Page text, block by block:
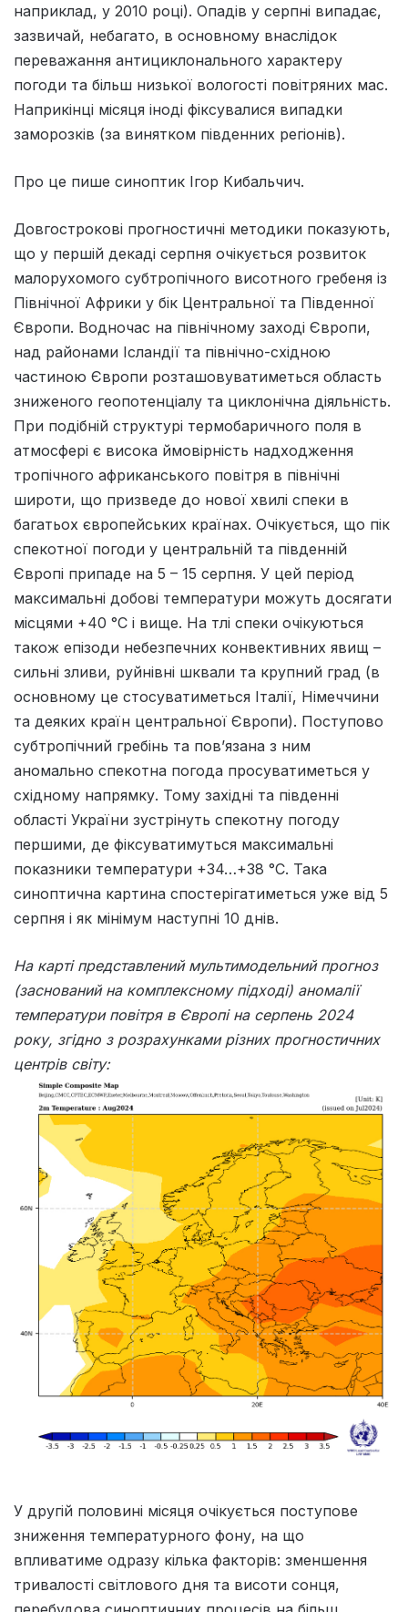
наприклад, у 2010 році). Опадів у серпні випадає,
зазвичай, небагато, в основному внаслідок
переважання антициклонального характеру
погоди та більш низької вологості повітряних мас.
Наприкінці місяця іноді фіксувалися випадки
заморозків (за винятком південних регіонів).
Про це пише синоптик Ігор Кибальчич.
Довгострокові прогностичні методики показують,
що у першій декаді серпня очікується розвиток
малорухомого субтропічного висотного гребеня із
Північної Африки у бік Центральної та Південної
Європи. Водночас на північному заході Європи,
над районами Ісландії та північно-східною
частиною Європи розташовуватиметься область
зниженого геопотенціалу та циклонічна діяльність.
При подібній структурі термобаричного поля в
атмосфері є висока ймовірність надходження
тропічного африканського повітря в північні
широти, що призведе до нової хвилі спеки в
багатьох європейських країнах. Очікується, що пік
спекотної погоди у центральній та південній
Європі припаде на 5 – 15 серпня. У цей період
максимальні добові температури можуть досягати
місцями +40 °С і вище. На тлі спеки очікуються
також епізоди небезпечних конвективних явищ –
сильні зливи, руйнівні шквали та крупний град (в
основному це стосуватиметься Італії, Німеччини
та деяких країн центральної Європи). Поступово
субтропічний гребінь та пов’язана з ним
аномально спекотна погода просуватиметься у
східному напрямку. Тому західні та південні
області України зустрінуть спекотну погоду
першими, де фіксуватимуться максимальні
показники температури +34…+38 °С. Така
синоптична картина спостерігатиметься уже від 5
серпня і як мінімум наступні 10 днів.
На карті представлений мультимодельний прогноз
(заснований на комплексному підході) аномалії
температури повітря в Європі на серпень 2024
року, згідно з розрахунками різних прогностичних
центрів світу:
У другій половині місяця очікується поступове
зниження температурного фону, на що
впливатиме одразу кілька факторів: зменшення
тривалості світлового дня та висоти сонця,